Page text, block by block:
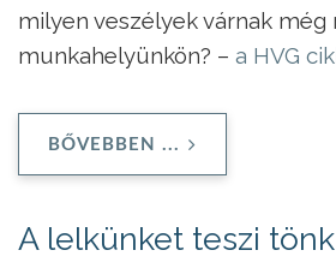
milyen veszélyek várnak még
munkahelyünkön? – a HVG
BŐVEBBEN ...
A lelkünket teszi